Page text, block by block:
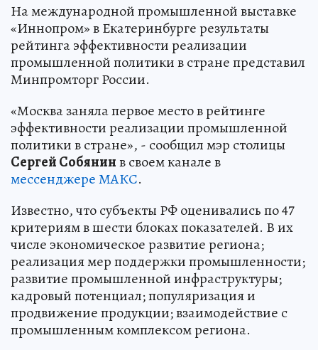
На международной промышленной выставке
«Иннопром» в Екатеринбурге результаты
рейтинга эффективности реализации
промышленной политики в стране представил
Минпромторг России.
«Москва заняла первое место в рейтинге
эффективности реализации промышленной
политики в стране», - сообщил мэр столицы
Сергей Собянинв своем канале в
мессенджере МАКС.
Известно, что субъекты РФ оценивались по 47
критериям в шести блоках показателей. В их
числе экономическое развитие региона;
реализация мер поддержки промышленности;
развитие промышленной инфраструктуры;
кадровый потенциал; популяризация и
продвижение продукции; взаимодействие с
промышленным комплексом региона.